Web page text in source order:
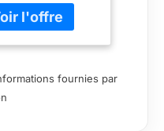
haute
face à la
optimisée /
de la
fournies par